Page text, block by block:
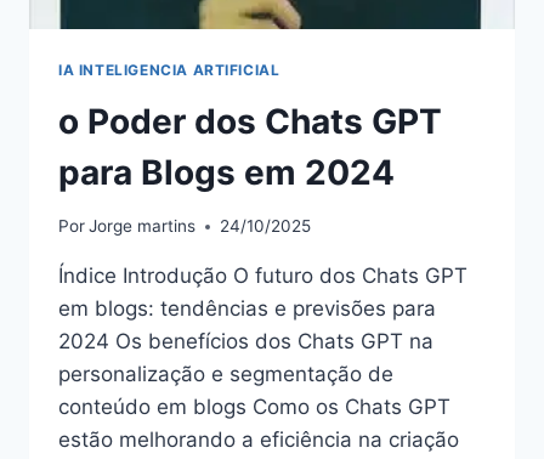
IA INTELIGENCIA ARTIFICIAL
o Poder dos Chats GPT
para Blogs em 2024
PorJorge martins 24/10/2025
Índice Introdução O futuro dos Chats GPT
em blogs: tendências e previsões para
2024 Os benefícios dos Chats GPT na
personalização e segmentação de
conteúdo em blogs Como os Chats GPT
estão melhorando a eficiência na criação